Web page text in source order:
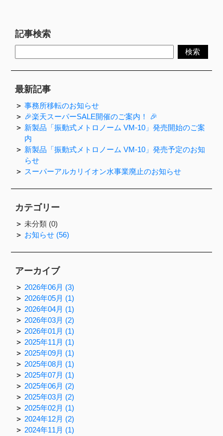
記事検索
最新記事
事務所移転のお知らせ
🎉楽天スーパーSALE開催のご案内！ 🎉
新製品「振動式メトロノーム VM-10」発売開始のご案
内
新製品「振動式メトロノーム VM-10」発売予定のお知
らせ
スーパーアルカリイオン水事業廃止のお知らせ
カテゴリー
未分類 (0)
お知らせ (56)
アーカイブ
2026年06月 (3)
2026年05月 (1)
2026年04月 (1)
2026年03月 (2)
2026年01月 (1)
2025年11月 (1)
2025年09月 (1)
2025年08月 (1)
2025年07月 (1)
2025年06月 (2)
2025年03月 (2)
2025年02月 (1)
2024年12月 (2)
2024年11月 (1)